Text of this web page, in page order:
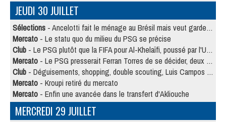
JEUDI 30 JUILLET
Sélections - Ancelotti fait le ménage au Brésil mais veut garder Marquinhos
Mercato - Le statu quo du milieu du PSG se précise
Club - Le PSG plutôt que la FIFA pour Al-Khelaïfi, poussé par l'UEFA ?
Mercato - Le PSG presserait Ferran Torres de se décider, deux pistes de secours
Club - Déguisements, shopping, double scouting, Luis Campos dévoile ses méthodes
Mercato - Kroupi retiré du mercato
Mercato - Enfin une avancée dans le transfert d'Akliouche
MERCREDI 29 JUILLET